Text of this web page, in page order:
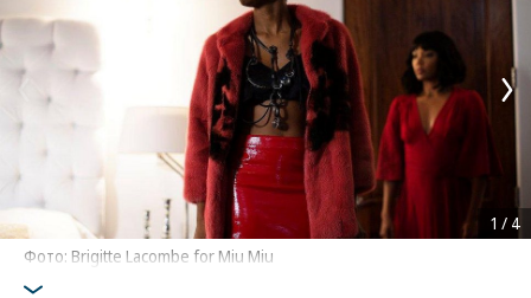
Фото: Brigitte Lacombe for Miu Miu
1 / 4